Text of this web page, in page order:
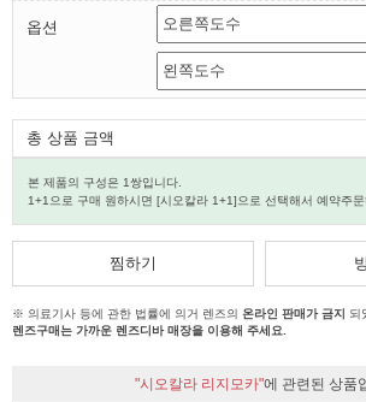
옵션
총 상품 금액
본 제품의 구성은 1쌍입니다.
1+1으로 구매 원하시면 [시오칼라 1+1]으로 선택해서 예약주
찜하기
※ 의료기사 등에 관한 법률에 의거 렌즈의 온라인 판매가 금지
되
렌즈구매는 가까운 렌즈디바 매장을 이용해 주세요.
"시오칼라 리지모카"에 관련된 상품